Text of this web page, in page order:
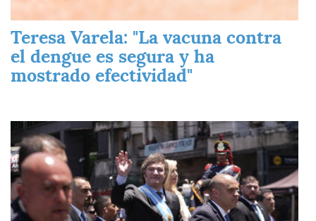
Teresa Varela: "La vacuna contra
el dengue es segura y ha
mostrado efectividad"
Imagen